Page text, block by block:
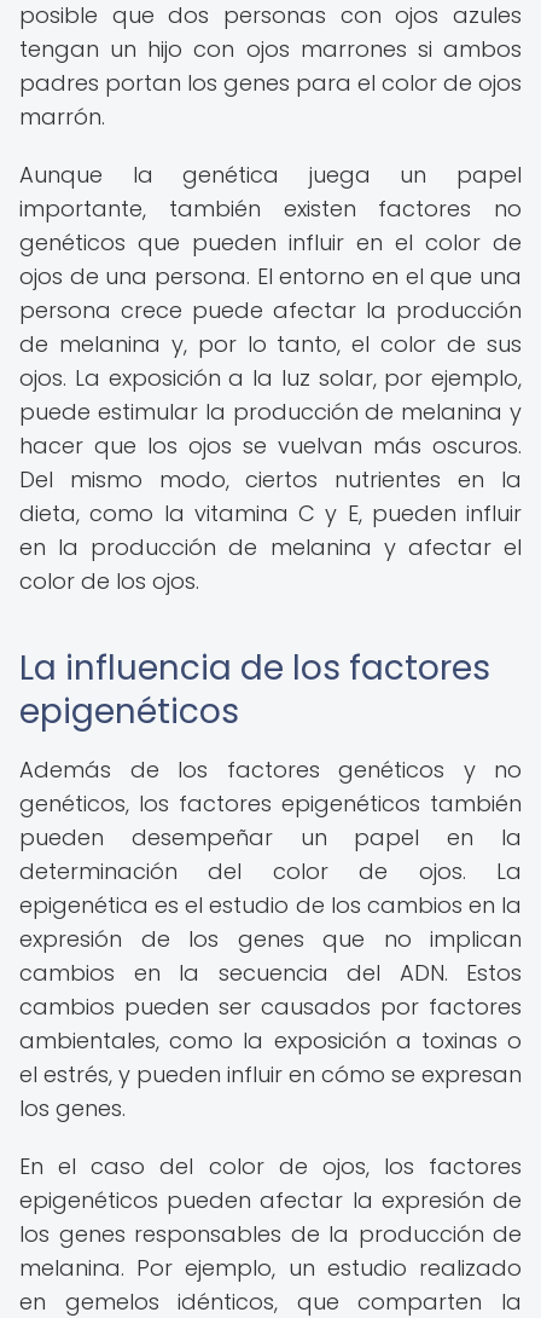
posible que dos personas con ojos azules
tengan un hijo con ojos marrones si ambos
padres portan los genes para el color de ojos
marrón.
Aunque la genética juega un papel
importante, también existen factores no
genéticos que pueden influir en el color de
ojos de una persona. El entorno en el que una
persona crece puede afectar la producción
de melanina y, por lo tanto, el color de sus
ojos. La exposición a la luz solar, por ejemplo,
puede estimular la producción de melanina y
hacer que los ojos se vuelvan más oscuros.
Del mismo modo, ciertos nutrientes en la
dieta, como la vitamina C y E, pueden influir
en la producción de melanina y afectar el
color de los ojos.
La influencia de los factores
epigenéticos
Además de los factores genéticos y no
genéticos, los factores epigenéticos también
pueden desempeñar un papel en la
determinación del color de ojos. La
epigenética es el estudio de los cambios en la
expresión de los genes que no implican
cambios en la secuencia del ADN. Estos
cambios pueden ser causados por factores
ambientales, como la exposición a toxinas o
el estrés, y pueden influir en cómo se expresan
los genes.
En el caso del color de ojos, los factores
epigenéticos pueden afectar la expresión de
los genes responsables de la producción de
melanina. Por ejemplo, un estudio realizado
en gemelos idénticos, que comparten la